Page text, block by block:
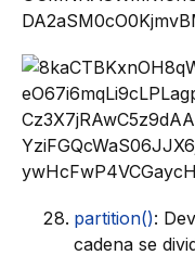
partition():
cadena se